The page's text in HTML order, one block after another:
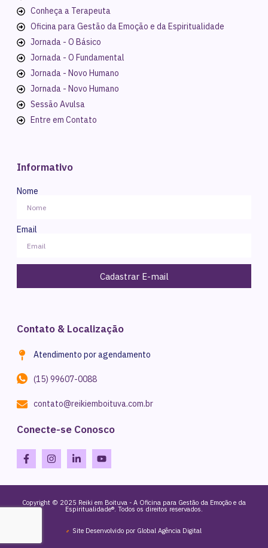
Conheça a Terapeuta
Oficina para Gestão da Emoção e da Espiritualidade
Jornada - O Básico
Jornada - O Fundamental
Jornada - Novo Humano
Jornada - Novo Humano
Sessão Avulsa
Entre em Contato
Informativo
Nome
Email
Cadastrar E-mail
Contato & Localização
Atendimento por agendamento
(15) 99607-0088
contato@reikiemboituva.com.br
Conecte-se Conosco
Copyright © 2025 Reiki em Boituva - A Oficina para Gestão da Emoção e da
Espiritualidade®. Todos os direitos reservados.
Site Desenvolvido por Global Agência Digital